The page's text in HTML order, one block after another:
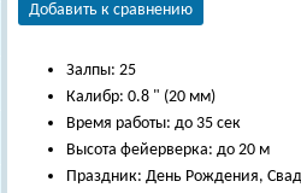
Добавить к сравнению
Залпы: 25
Калибр: 0.8 " (20 мм)
Время работы: до 35 сек
Высота фейерверка: до 20 м
Праздник: День Рождения,